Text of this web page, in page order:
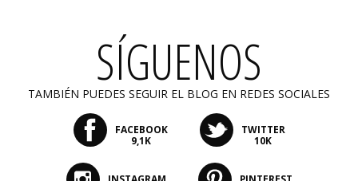
SÍGUENOS
TAMBIÉN PUEDES SEGUIR EL BLOG EN REDES SOCIALES
FACEBOOK
9,1K
TWITTER
10K